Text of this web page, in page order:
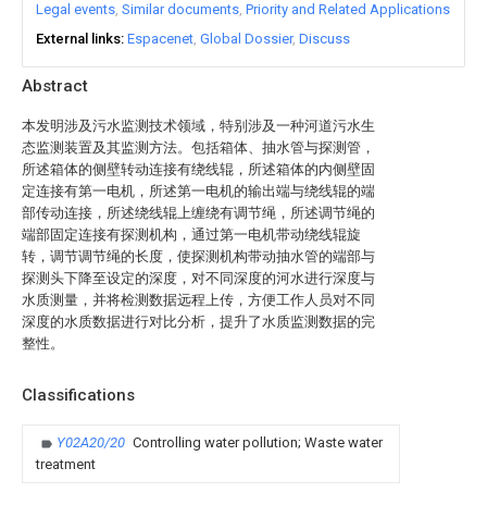
Abstract
本发明涉及污水监测技术领域，特别涉及一种河道污水生
态监测装置及其监测方法。包括箱体、抽水管与探测管，
所述箱体的侧壁转动连接有绕线辊，所述箱体的内侧壁固
定连接有第一电机，所述第一电机的输出端与绕线辊的端
部传动连接，所述绕线辊上缠绕有调节绳，所述调节绳的
端部固定连接有探测机构，通过第一电机带动绕线辊旋
转，调节调节绳的长度，使探测机构带动抽水管的端部与
探测头下降至设定的深度，对不同深度的河水进行深度与
水质测量，并将检测数据远程上传，方便工作人员对不同
深度的水质数据进行对比分析，提升了水质监测数据的完
整性。
Classifications
Y02A20/20 Controlling water pollution; Waste water
treatment
Legal events Similar documents Priority and Related Applications
External links Espacenet Global Dossier Discuss